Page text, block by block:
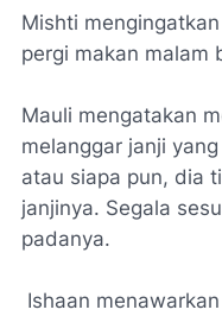
Mishti
pergi makan malam
Mauli mengatakan
melanggar janji
atau siapa pun, dia
janjinya. Segala
padanya.
Ishaan